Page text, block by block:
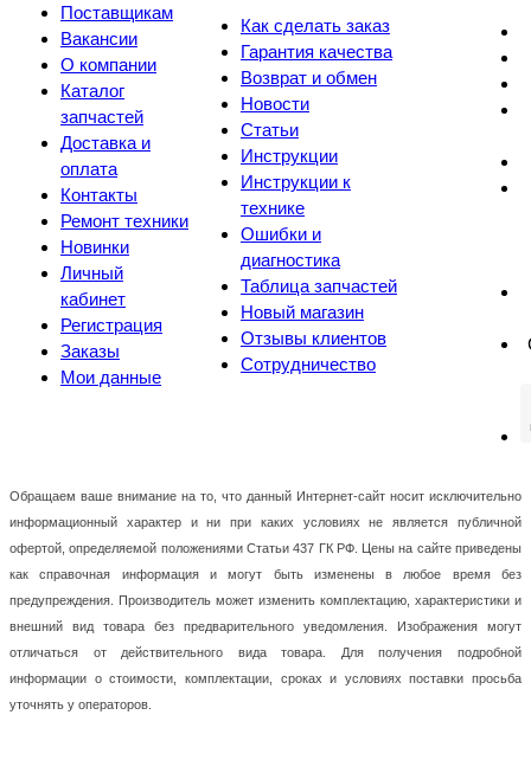
Поставщикам
Вакансии
О компании
Каталог
запчастей
Доставка и
оплата
Контакты
Ремонт техники
Новинки
Личный
кабинет
Регистрация
Заказы
Мои данные
Как сделать заказ
Гарантия качества
Возврат и обмен
Новости
Статьи
Инструкции
Инструкции к
технике
Ошибки и
диагностика
Таблица запчастей
Новый магазин
Отзывы клиентов
Сотрудничество
Обращаем ваше внимание на то, что данный Интернет-сайт носит исключительно
информационный характер и ни при каких условиях не является публичной
офертой, определяемой положениями Статьи 437 ГК РФ. Цены на сайте приведены
как справочная информация и могут быть изменены в любое время без
предупреждения. Производитель может изменить комплектацию, характеристики и
внешний вид товара без предварительного уведомления. Изображения могут
отличаться от действительного вида товара. Для получения подробной
информации о стоимости, комплектации, сроках и условиях поставки просьба
уточнять у операторов.